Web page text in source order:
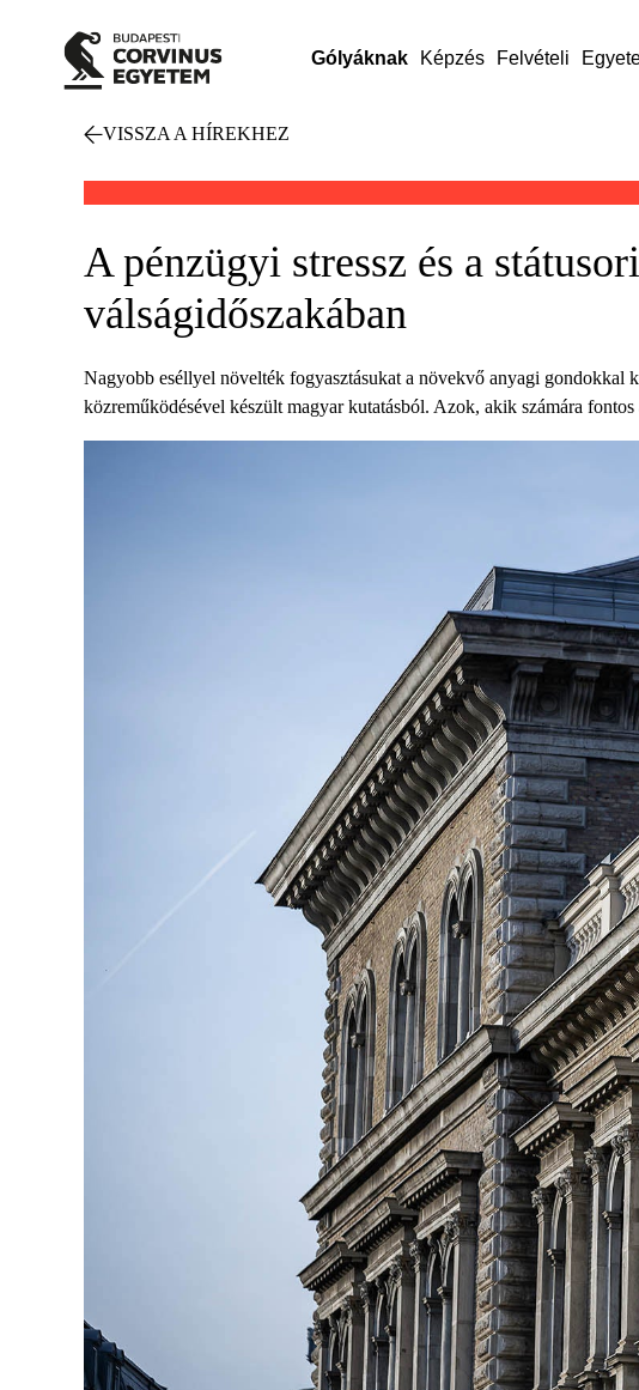
Gólyáknak Képzés Felvételi
VISSZA A HÍREKHEZ
A pénzügyi stressz és a
válságidőszakában
Nagyobb eséllyel növelték fogyasztásukat a növekvő anyagi gondokkal
közreműködésével készült magyar kutatásból. Azok, akik számára